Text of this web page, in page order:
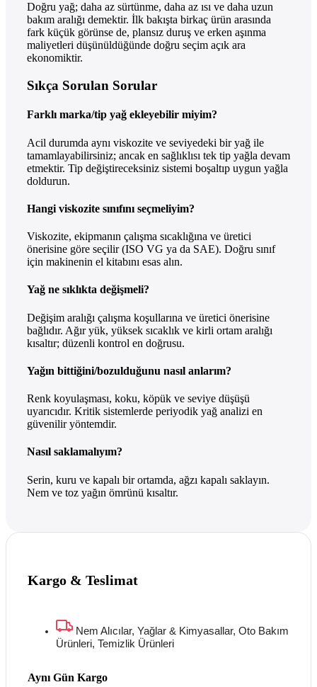
Doğru yağ; daha az sürtünme, daha az ısı ve daha uzun
bakım aralığı demektir. İlk bakışta birkaç ürün arasında
fark küçük görünse de, plansız duruş ve erken aşınma
maliyetleri düşünüldüğünde doğru seçim açık ara
ekonomiktir.
Sıkça Sorulan Sorular
Farklı marka/tip yağ ekleyebilir miyim?
Acil durumda aynı viskozite ve seviyedeki bir yağ ile
tamamlayabilirsiniz; ancak en sağlıklısı tek tip yağla devam
etmektir. Tip değiştireceksiniz sistemi boşaltıp uygun yağla
doldurun.
Hangi viskozite sınıfını seçmeliyim?
Viskozite, ekipmanın çalışma sıcaklığına ve üretici
önerisine göre seçilir (ISO VG ya da SAE). Doğru sınıf
için makinenin el kitabını esas alın.
Yağ ne sıklıkta değişmeli?
Değişim aralığı çalışma koşullarına ve üretici önerisine
bağlıdır. Ağır yük, yüksek sıcaklık ve kirli ortam aralığı
kısaltır; düzenli kontrol en doğrusu.
Yağın bittiğini/bozulduğunu nasıl anlarım?
Renk koyulaşması, koku, köpük ve seviye düşüşü
uyarıcıdır. Kritik sistemlerde periyodik yağ analizi en
güvenilir yöntemdir.
Nasıl saklamalıyım?
Serin, kuru ve kapalı bir ortamda, ağzı kapalı saklayın.
Nem ve toz yağın ömrünü kısaltır.
Kargo & Teslimat
Nem Alıcılar, Yağlar & Kimyasallar, Oto Bakım
Ürünleri, Temizlik Ürünleri
Aynı Gün Kargo